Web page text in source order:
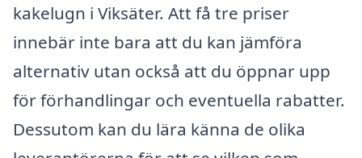
kakelugn i Viksäter. Att få tre priser
innebär inte bara att du kan jämföra
alternativ utan också att du öppnar upp
för förhandlingar och eventuella rabatter.
Dessutom kan du lära känna de olika